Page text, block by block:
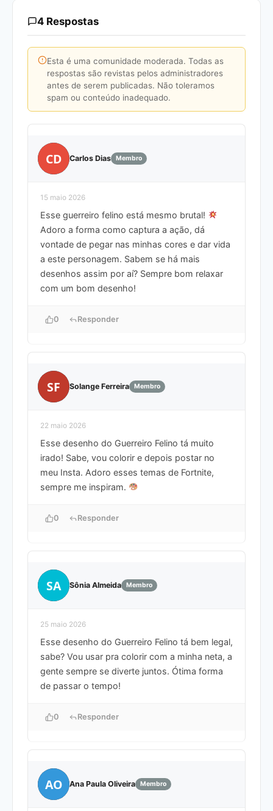
4 Respostas
Esta é uma comunidade moderada. Todas as
respostas são revistas pelos administradores
antes de serem publicadas. Não toleramos
spam ou conteúdo inadequado.
CD Carlos Dias Membro
15 maio 2026
Esse guerreiro felino está mesmo brutal!
Adoro a forma como captura a ação, dá
vontade de pegar nas minhas cores e dar vida
a este personagem. Sabem se há mais
desenhos assim por aí? Sempre bom relaxar
com um bom desenho!
0 Responder
SF Solange Ferreira Membro
22 maio 2026
Esse desenho do Guerreiro Felino tá muito
irado! Sabe, vou colorir e depois postar no
meu Insta. Adoro esses temas de Fortnite,
sempre me inspiram.
0 Responder
SA Sônia Almeida Membro
25 maio 2026
Esse desenho do Guerreiro Felino tá bem legal,
sabe? Vou usar pra colorir com a minha neta, a
gente sempre se diverte juntos. Ótima forma
de passar o tempo!
0 Responder
AO Ana Paula Oliveira Membro